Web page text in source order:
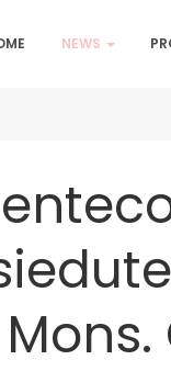
NEWS